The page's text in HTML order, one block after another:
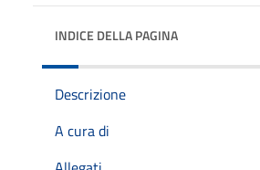
INDICE DELLA PAGINA
Descrizione
A cura di